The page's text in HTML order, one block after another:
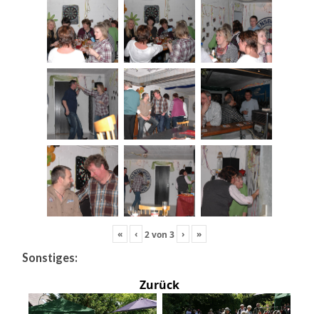
« ‹ 2von 3 › »
Sonstiges:
Zurück